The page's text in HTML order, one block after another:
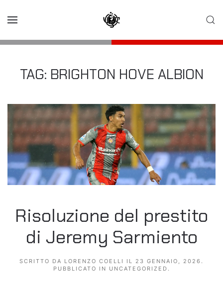
TAG: BRIGHTON HOVE ALBION
Risoluzione del prestito
di Jeremy Sarmiento
SCRITTO DA LORENZO COELLI IL 23 GENNAIO, 2026 .
PUBBLICATO IN UNCATEGORIZED .